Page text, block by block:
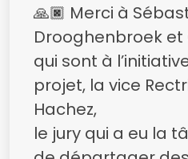
🙏🏿 Merci à
Drooghenbroek
qui sont à
projet, la vice
Hachez,
le jury qui a eu la